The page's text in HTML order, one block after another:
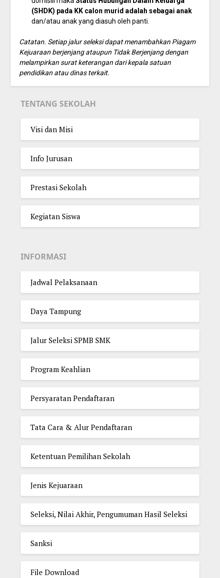
(SHDK) pada KK calon murid adalah sebagai anak
dan/atau anak yang diasuh oleh panti.
Catatan. Setiap jalur seleksi dapat menambahkan Piagam
Kejuaraan berjenjang ataupun Tidak Berjenjang dengan
melampirkan surat keterangan dari kepala satuan
pendidikan atau dinas terkait.
TENTANG SEKOLAH
Visi dan Misi
Info Jurusan
Prestasi Sekolah
Kegiatan Siswa
INFORMASI
Jadwal Pelaksanaan
Daya Tampung
Jalur Seleksi SPMB SMK
Program Keahlian
Persyaratan Pendaftaran
Tata Cara & Alur Pendaftaran
Ketentuan Pemilihan Sekolah
Jenis Kejuaraan
Seleksi, Nilai Akhir, Pengumuman Hasil Seleksi
Sanksi
File Download